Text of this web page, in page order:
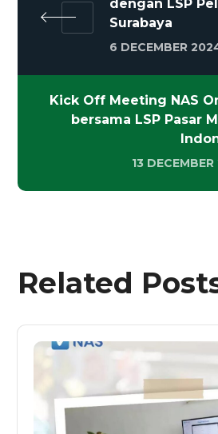
dengan LSP
Surabaya
6 DECEMBER
Kick Off Meeting NAS
bersama LSP Pasar
13
Related